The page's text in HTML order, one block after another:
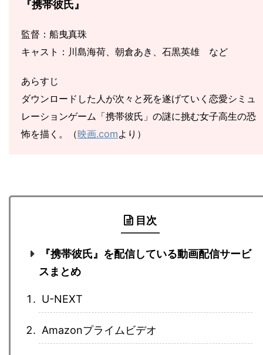
『携帯彼氏』
監督：船曳真珠
キャスト：川島海荷、朝倉あき、石黒英雄 など
あらすじ
ダウンロードした人が次々と死を遂げていく恋愛シミュ
レーションゲーム「携帯彼氏」の謎に挑む女子高生の恐
怖を描く。（映画.comより）
目次
『携帯彼氏』を配信している動画配信サービ
スまとめ
U-NEXT
Amazonプライムビデオ